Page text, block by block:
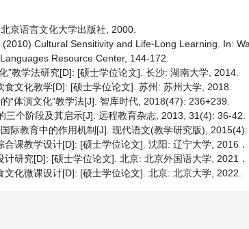
京语言文化大学出版社, 2000.
Cultural Sensitivity and Life-Long Learning. In:
Resource Center, 144-172.
”教学法研究[D]: [硕士学位论文]. 长沙: 湖南大学, 2014.
文化教学[D]: [硕士学位论文]. 苏州: 苏州大学, 2018.
“体演文化”教学法[J]. 智库时代, 2018(47): 236+239.
三个阶段及其启示[J]. 远程教育杂志, 2013, 31(4): 36-42.
际教育中的作用机制[J]. 现代语文(教学研究版), 2015(4):
课教学设计[D]: [硕士学位论文]. 沈阳: 辽宁大学, 2016．
研究[D]: [硕士学位论文]. 北京: 北京外国语大学, 2021．
化微课设计[D]: [硕士学位论文]. 北京: 北京大学, 2022.